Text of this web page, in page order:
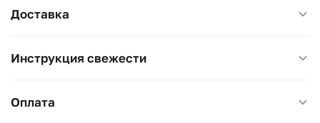
Подходит для дня рождения, знакомства с новым
коллективом, поздравления с работой.
Диаметр композиции — 40 см, высота — 50–55 см. Воду
Доставка
Инструкция свежести
Оплата